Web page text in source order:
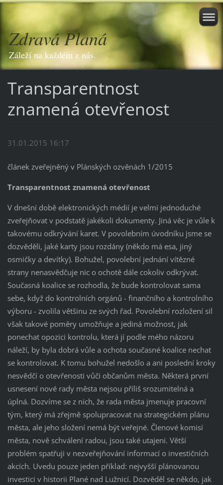
Zdravá Planá
Záleží na každém z nás.
Transparentnost
znamená otevřenost
31.01.2015 16:17
článek zveřejněný v Plánských ozvěnách 1/2015
Transparentnost znamená otevřenost
V dnešní době elektronických médií je velmi jednoduché
zveřejňovat v podstatě jakékoli dokumenty. Jiná věc je vůle k
takovému odkrývání karet. V povolebním úvodníku jsme se
dozvěděli, jaké karty jsou rozdány (někdo má esa, jiný
osmičky a devítky). Bohužel, povolební jednání vítězné
strany nenasvědčuje nic o ochotě dále cokoliv odkrývat.
Současná koalice se rozhodla, že bude kontrolovat sama
sebe, když do kontrolních orgánů - finančního a kontrolního
výboru - zvolila většinu ze svých řad. Povolební rozložení sil
však takové poměry umožňuje a jediná možnost, jak
ponechat opozici kontrolu, která jí podle mého názoru
náleží, by byla dobrá vůle a ochota současné koalice nechat
se kontrolovat. K tomu bohužel nedošlo a ani poslední kroky
nesvědčí o otevřenosti vůči občanům města. Některá první
usnesení nové rady města nejsou příliš srozumitelná a
úplná. Dozvíme se z nich, že rada města jmenuje pracovní
tým, který má zřejmě spolupracovat na strategickém plánu
města, ale jeho složení nemá být veřejné. Členové komisí
města, nově schválení radou, jsou také utajeni. Větší
problém spatřuji v nezveřejňování informací o investičních
akcích. Uvedu pouze jeden příklad: nejvyšší plánovanou
investici v historii Plané nad Lužnicí. Dozvěděl se někdo, jak